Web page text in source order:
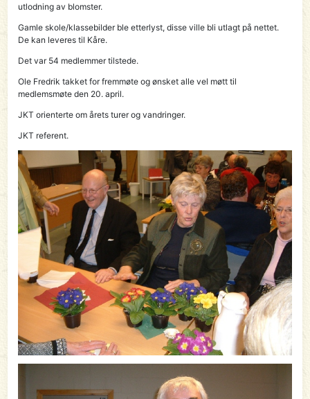
utlodning av blomster.
Gamle skole/klassebilder ble etterlyst, disse ville bli utlagt på nettet.
De kan leveres til Kåre.
Det var 54 medlemmer tilstede.
Ole Fredrik takket for fremmøte og ønsket alle vel møtt til
medlemsmøte den 20. april.
JKT orienterte om årets turer og vandringer.
JKT referent.